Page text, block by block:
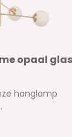
opaal
hanglamp